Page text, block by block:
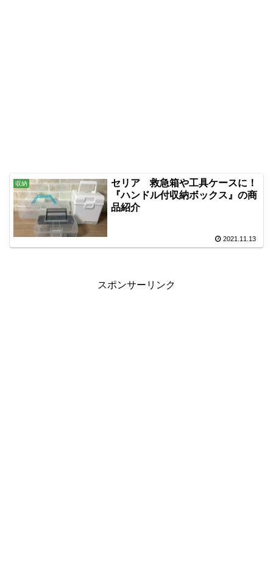
収納
セリア 救急箱や工具ケースに！
『ハンドル付収納ボックス』の商
品紹介
2021.11.13
スポンサーリンク